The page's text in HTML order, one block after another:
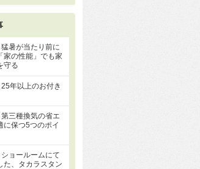
暑が当たり前に
家の性能」でも家
守る
年以上のお付き
三種換気の省エ
に保つ5つのポイ
ョールームにて
た、タカラスタン